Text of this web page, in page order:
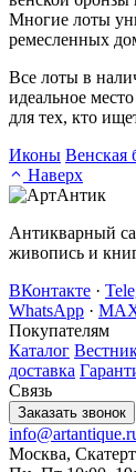
Многие лоты
ремесленных
Все лоты в
идеальное
для тех, кто
Иконы Венская
Наверх
Антикварный
живопись и
ВКонтакте ·
WhatsApp ·
Покупателям
Каталог
доставка
Связь
Заказать звонок
Москва,